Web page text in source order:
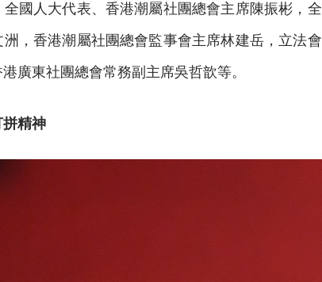
國人大代表、香港潮屬社團總會主席陳振彬，全
，香港潮屬社團總會監事會主席林建岳，立法會
廣東社團總會常務副主席吳哲歆等。
精神